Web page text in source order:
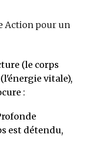
Action pour un
(le corps
vitale),
:
est détendu,